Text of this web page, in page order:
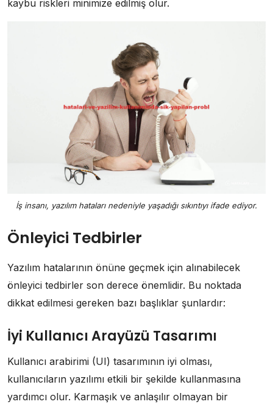
kaybu riskleri minimize edilmiş olur.
İş insanı, yazılım hataları nedeniyle yaşadığı sıkıntıyı ifade ediyor.
Önleyici Tedbirler
Yazılım hatalarının önüne geçmek için alınabilecek
önleyici tedbirler son derece önemlidir. Bu noktada
dikkat edilmesi gereken bazı başlıklar şunlardır:
İyi Kullanıcı Arayüzü Tasarımı
Kullanıcı arabirimi (UI) tasarımının iyi olması,
kullanıcıların yazılımı etkili bir şekilde kullanmasına
yardımcı olur. Karmaşık ve anlaşılır olmayan bir